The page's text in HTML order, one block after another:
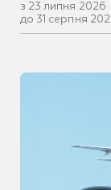
з 23 липня 2026
до 31 серпня